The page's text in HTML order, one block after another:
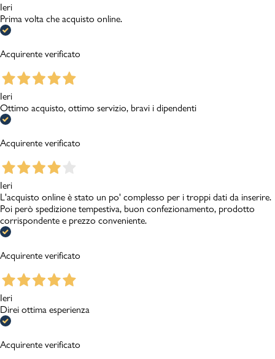
Ieri
Prima volta che acquisto online.
Acquirente verificato
Ieri
Ottimo acquisto, ottimo servizio, bravi i dipendenti
Acquirente verificato
Ieri
L'acquisto online è stato un po' complesso per i troppi dati da inserire.
Poi però spedizione tempestiva, buon confezionamento, prodotto
corrispondente e prezzo conveniente.
Acquirente verificato
Ieri
Direi ottima esperienza
Acquirente verificato